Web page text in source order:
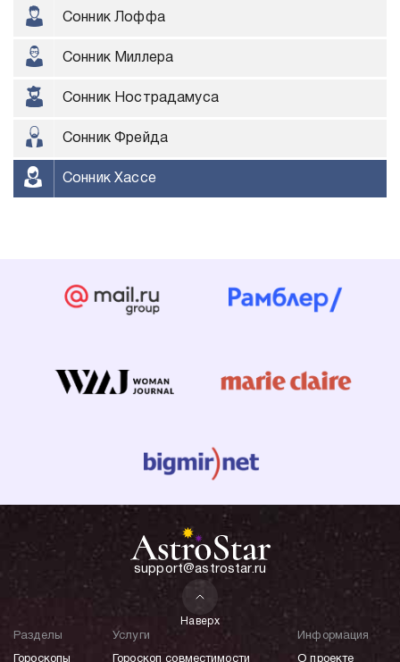
Сонник Лоффа
Сонник Миллера
Сонник Нострадамуса
Сонник Фрейда
Сонник Хассе
support@astrostar.ru
Наверх
Разделы
Гороскопы
Услуги
Гороскоп совместимости
Информация
О проекте